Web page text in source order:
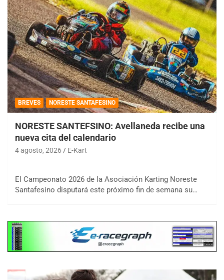
BREVES NORESTE SANTAFESINO
NORESTE SANTEFSINO: Avellaneda recibe una
nueva cita del calendario
4 agosto, 2026 E-Kart
El Campeonato 2026 de la Asociación Karting Noreste
Santafesino disputará este próximo fin de semana su…